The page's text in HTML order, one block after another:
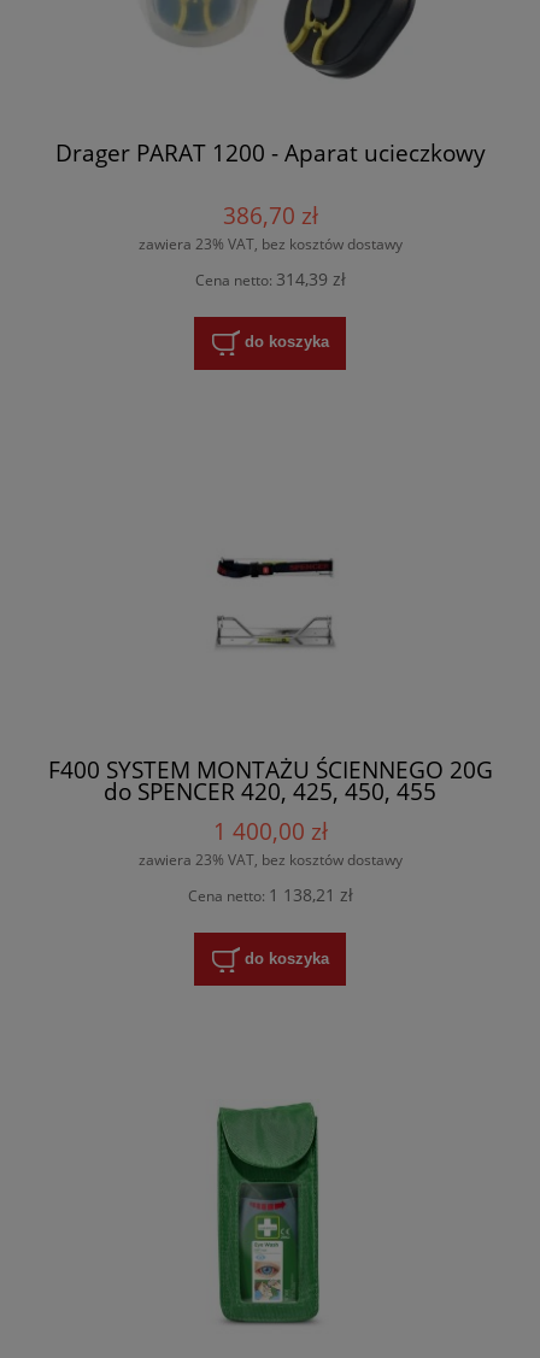
Drager PARAT 1200 - Aparat ucieczkowy
386,70 zł
zawiera 23% VAT, bez kosztów dostawy
Cena netto: 314,39 zł
do koszyka
F400 SYSTEM MONTAŻU ŚCIENNEGO 20G
do SPENCER 420, 425, 450, 455
1 400,00 zł
zawiera 23% VAT, bez kosztów dostawy
Cena netto: 1 138,21 zł
do koszyka